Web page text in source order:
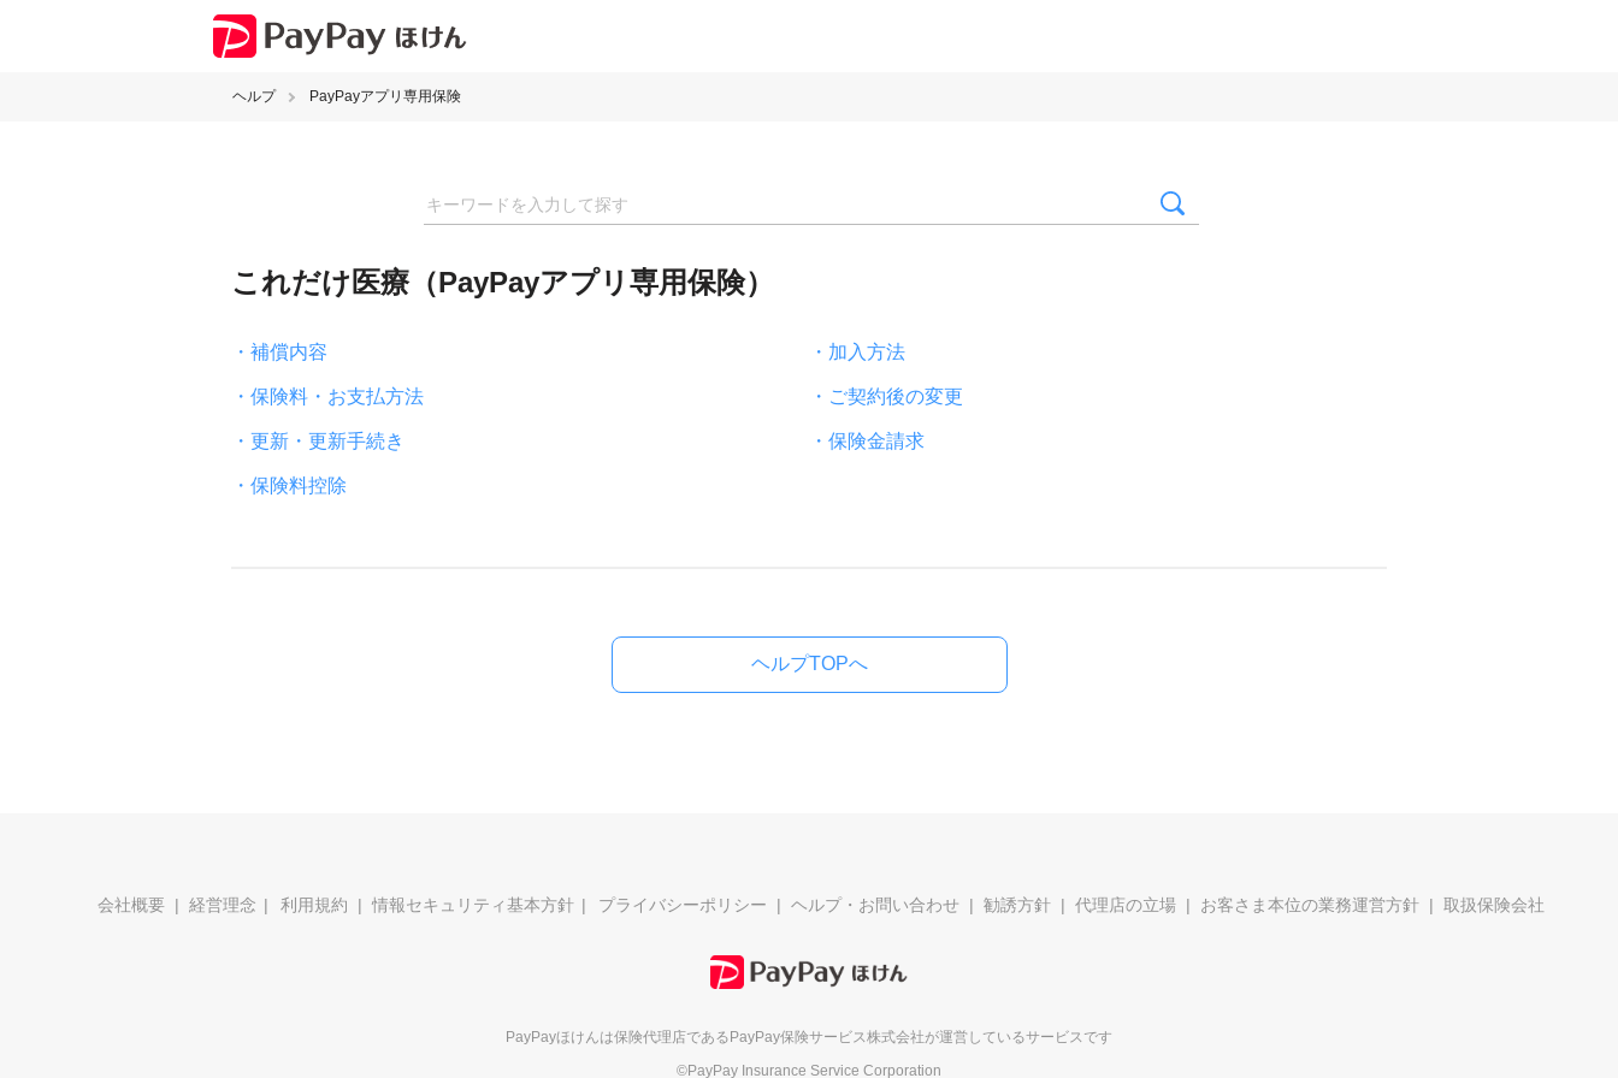
ヘルプ PayPayアプリ専用保険
これだけ医療（PayPayアプリ専用保険）
・補償内容 ・加入方法
・保険料・お支払方法 ・ご契約後の変更
・更新・更新手続き ・保険金請求
・保険料控除
ヘルプTOPへ
会社概要 経営理念 利用規約 情報セキュリティ基本方針 プライバシーポリシー ヘルプ・お問い合わせ 勧誘方針 代理店の立場 お客さま本位の業務運営方針 取扱保険会社
PayPayほけんは保険代理店である PayPay保険サービス株式会社が運営しているサービスです
©PayPay Insurance Service Corporation